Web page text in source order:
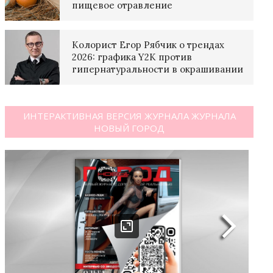
пищевое отравление
Колорист Егор Рябчик о трендах
2026: графика Y2K против
гипернатуральности в окрашивании
ИНТЕРАКТИВНАЯ ВЕРСИЯ ЖУРНАЛА ЖУРНАЛА
НОВЫЙ ГОРОД